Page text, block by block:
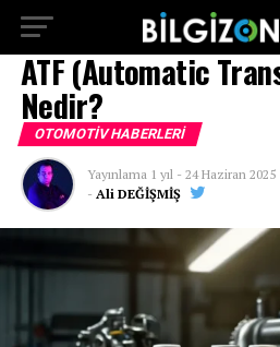
ATF (Automatic
Nedir?
OTOMOTIV HABERLERI
Yayınlama 1 yıl - 24 Haziran 2025
- Ali DEĞİŞMİŞ